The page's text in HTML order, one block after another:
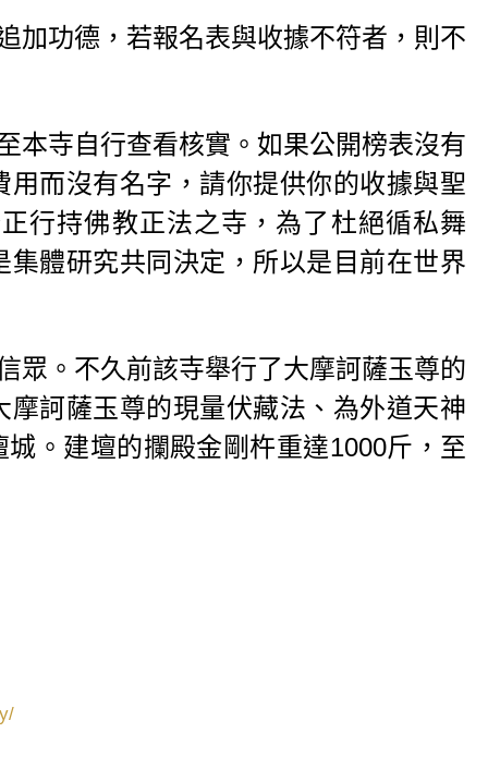
加功德，若報名表與收據不符者，則不
本寺自行查看核實。如果公開榜表沒有
而沒有名字，請你提供你的收據與聖
行持佛教正法之寺，為了杜絕循私舞
體研究共同決定，所以是目前在世界
眾。不久前該寺舉行了大摩訶薩玉尊的
訶薩玉尊的現量伏藏法、為外道天神
。建壇的攔殿金剛杵重達1000斤，至